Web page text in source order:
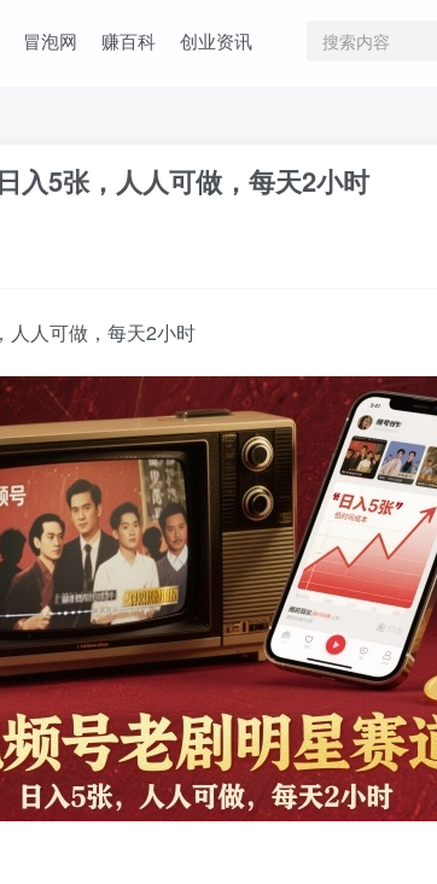
冒泡网 赚百科 创业资讯
入5张，人人可做，每天2小时
人人可做，每天2小时